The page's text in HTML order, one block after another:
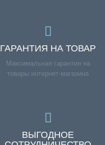
ГАРАНТИЯ НА ТОВАР
Максимальная гарантия на
товары интернет-магазина
ВЫГОДНОЕ